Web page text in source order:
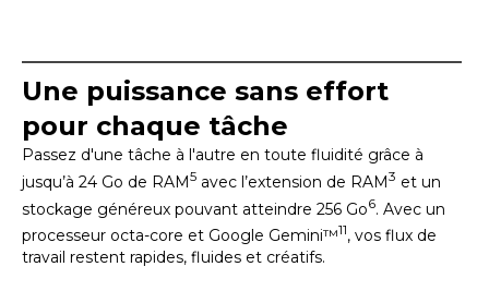
Une puissance sans effort
pour chaque tâche
Passez d'une tâche à l'autre en toute fluidité grâce à
jusqu’à 24 Go de RAM5 avec l’extension de RAM3 et un
stockage généreux pouvant atteindre 256 Go6. Avec un
processeur octa-core et Google Gemini™11, vos flux de
travail restent rapides, fluides et créatifs.